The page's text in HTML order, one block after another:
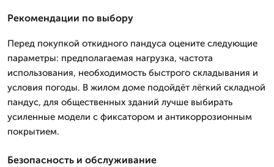
Рекомендации по выбору
Перед покупкой откидного пандуса оцените следующие
параметры: предполагаемая нагрузка, частота
использования, необходимость быстрого складывания и
условия погоды. В жилом доме подойдёт лёгкий складной
пандус, для общественных зданий лучше выбирать
усиленные модели с фиксатором и антикоррозионным
покрытием.
Безопасность и обслуживание